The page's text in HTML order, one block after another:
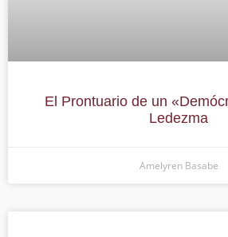
El Prontuario de un
Ledezma
Amelyren Basabe